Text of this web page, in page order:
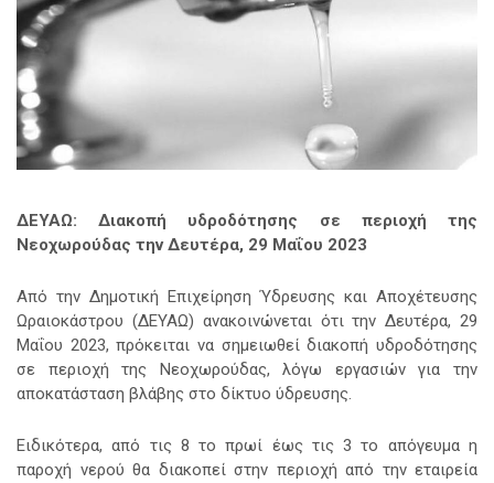
ΔΕΥΑΩ: Διακοπή υδροδότησης σε περιοχή της
Νεοχωρούδας την Δευτέρα, 29 Μαΐου 2023
Από την Δημοτική Επιχείρηση Ύδρευσης και Αποχέτευσης
Ωραιοκάστρου (ΔΕΥΑΩ) ανακοινώνεται ότι την Δευτέρα, 29
Μαΐου 2023,πρόκειται να σημειωθεί διακοπή υδροδότησης
σε περιοχή της Νεοχωρούδας, λόγω εργασιών για την
αποκατάσταση βλάβης στο δίκτυο ύδρευσης.
Ειδικότερα, από τις 8 το πρωί έως τις 3 το απόγευμα η
παροχή νερού θα διακοπεί στην περιοχή από την εταιρεία